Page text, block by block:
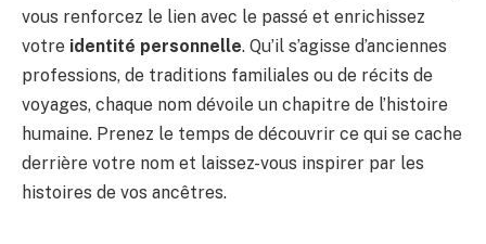
vous renforcez le lien avec le passé et enrichissez
votre identité personnelle. Qu’il s’agisse d’anciennes
professions, de traditions familiales ou de récits de
voyages, chaque nom dévoile un chapitre de l’histoire
humaine. Prenez le temps de découvrir ce qui se cache
derrière votre nom et laissez-vous inspirer par les
histoires de vos ancêtres.